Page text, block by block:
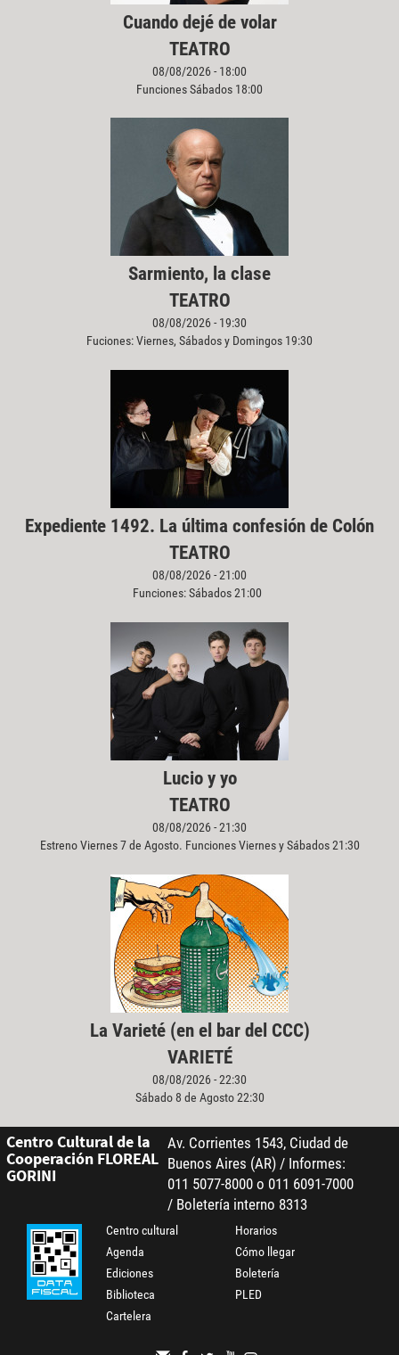
Cuando dejé de volar
TEATRO
08/08/2026 - 18:00
Funciones Sábados 18:00
Sarmiento, la clase
TEATRO
08/08/2026 - 19:30
Fuciones: Viernes, Sábados y Domingos 19:30
Expediente 1492. La última confesión de Colón
TEATRO
08/08/2026 - 21:00
Funciones: Sábados 21:00
Lucio y yo
TEATRO
08/08/2026 - 21:30
Estreno Viernes 7 de Agosto. Funciones Viernes y Sábados 21:30
La Varieté (en el bar del CCC)
VARIETÉ
08/08/2026 - 22:30
Sábado 8 de Agosto 22:30
Centro Cultural de la
Cooperación FLOREAL
GORINI
Av. Corrientes 1543, Ciudad de
Buenos Aires (AR) / Informes:
011 5077-8000 o 011 6091-7000
/ Boletería interno 8313
Centro cultural
Agenda
Ediciones
Biblioteca
Cartelera
Horarios
Cómo llegar
Boletería
PLED